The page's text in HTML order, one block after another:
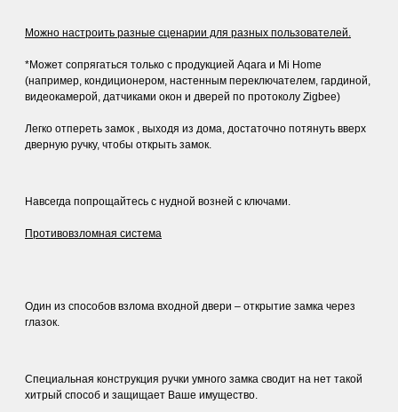
Можно настроить разные сценарии для разных пользователей.
*Может сопрягаться только с продукцией Aqara и Mi Home
(например, кондиционером, настенным переключателем, гардиной,
видеокамерой, датчиками окон и дверей по протоколу Zigbee)
Легко отпереть замок , выходя из дома, достаточно потянуть вверх
дверную ручку, чтобы открыть замок.
Навсегда попрощайтесь с нудной возней с ключами.
Противовзломная система
Один из способов взлома входной двери – открытие замка через
глазок.
Специальная конструкция ручки умного замка сводит на нет такой
хитрый способ и защищает Ваше имущество.